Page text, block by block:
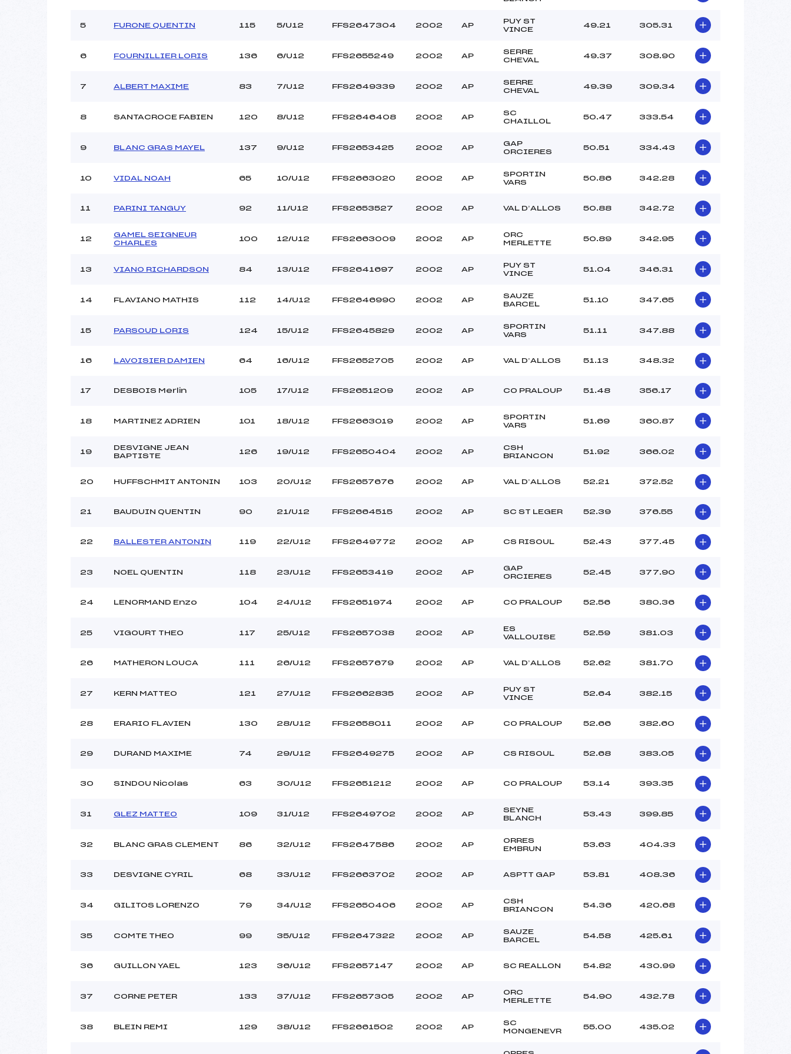
Météo :
beau
Température départ :
-4
Pénalité appliquée :
252.8900
5 FURONE QUENTIN 115 5/U12 FFS2647304 2002 AP
PUY ST
VINCE
49.21 305.31
6 FOURNILLIER LORIS 136 6/U12 FFS2655249 2002 AP
SERRE
CHEVAL
49.37 308.90
7 ALBERT MAXIME 83 7/U12 FFS2649339 2002 AP
SERRE
CHEVAL
49.39 309.34
8 SANTACROCE FABIEN 120 8/U12 FFS2646408 2002 AP
SC
CHAILLOL
50.47 333.54
9 BLANC GRAS MAYEL 137 9/U12 FFS2653425 2002 AP
GAP
ORCIERES
50.51 334.43
10 VIDAL NOAH 65 10/U12 FFS2663020 2002 AP
SPORTIN
VARS
50.86 342.28
11 PARINI TANGUY 92 11/U12 FFS2653527 2002 AP VAL D’ALLOS 50.88 342.72
12
GAMEL SEIGNEUR
CHARLES
100 12/U12 FFS2663009 2002 AP
ORC
MERLETTE
50.89 342.95
13 VIANO RICHARDSON 84 13/U12 FFS2641697 2002 AP
PUY ST
VINCE
51.04 346.31
14 FLAVIANO MATHIS 112 14/U12 FFS2646990 2002 AP
SAUZE
BARCEL
51.10 347.65
15 PARSOUD LORIS 124 15/U12 FFS2645829 2002 AP
SPORTIN
VARS
51.11 347.88
16 LAVOISIER DAMIEN 64 16/U12 FFS2652705 2002 AP VAL D’ALLOS 51.13 348.32
17 DESBOIS Merlin 105 17/U12 FFS2651209 2002 AP CO PRALOUP 51.48 356.17
18 MARTINEZ ADRIEN 101 18/U12 FFS2663019 2002 AP
SPORTIN
VARS
51.69 360.87
19
DESVIGNE JEAN
BAPTISTE
126 19/U12 FFS2650404 2002 AP
CSH
BRIANCON
51.92 366.02
20 HUFFSCHMIT ANTONIN 103 20/U12 FFS2657676 2002 AP VAL D’ALLOS 52.21 372.52
21 BAUDUIN QUENTIN 90 21/U12 FFS2664515 2002 AP SC ST LEGER 52.39 376.55
22 BALLESTER ANTONIN 119 22/U12 FFS2649772 2002 AP CS RISOUL 52.43 377.45
23 NOEL QUENTIN 118 23/U12 FFS2653419 2002 AP
GAP
ORCIERES
52.45 377.90
24 LENORMAND Enzo 104 24/U12 FFS2651974 2002 AP CO PRALOUP 52.56 380.36
25 VIGOURT THEO 117 25/U12 FFS2657038 2002 AP
ES
VALLOUISE
52.59 381.03
26 MATHERON LOUCA 111 26/U12 FFS2657679 2002 AP VAL D’ALLOS 52.62 381.70
27 KERN MATTEO 121 27/U12 FFS2662835 2002 AP
PUY ST
VINCE
52.64 382.15
28 ERARIO FLAVIEN 130 28/U12 FFS2658011 2002 AP CO PRALOUP 52.66 382.60
29 DURAND MAXIME 74 29/U12 FFS2649275 2002 AP CS RISOUL 52.68 383.05
30 SINDOU Nicolas 63 30/U12 FFS2651212 2002 AP CO PRALOUP 53.14 393.35
31 GLEZ MATTEO 109 31/U12 FFS2649702 2002 AP
SEYNE
BLANCH
53.43 399.85
32 BLANC GRAS CLEMENT 86 32/U12 FFS2647586 2002 AP
ORRES
EMBRUN
53.63 404.33
33 DESVIGNE CYRIL 68 33/U12 FFS2663702 2002 AP ASPTT GAP 53.81 408.36
34 GILITOS LORENZO 79 34/U12 FFS2650406 2002 AP
CSH
BRIANCON
54.36 420.68
35 COMTE THEO 99 35/U12 FFS2647322 2002 AP
SAUZE
BARCEL
54.58 425.61
36 GUILLON YAEL 123 36/U12 FFS2657147 2002 AP SC REALLON 54.82 430.99
37 CORNE PETER 133 37/U12 FFS2657305 2002 AP
ORC
MERLETTE
54.90 432.78
38 BLEIN REMI 129 38/U12 FFS2661502 2002 AP
SC
MONGENEVR
55.00 435.02